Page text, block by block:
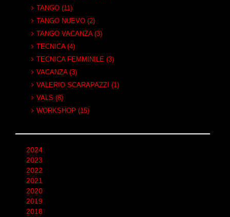
TANGO (11)
TANGO NUEVO (2)
TANGO VACANZA (3)
TECNICA (4)
TECNICA FEMMINILE (3)
VACANZA (3)
VALERIO SCARAPAZZI (1)
VALS (8)
WORKSHOP (15)
2024
2023
2022
2021
2020
2019
2018